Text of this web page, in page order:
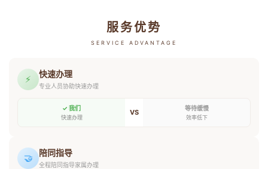
服务优势
SERVICE ADVANTAGE
⚡ 快速办理
专业人员协助快速办理
✓ 我们
快速办理
VS 等待缓慢
效率低下
🤝 陪同指导
全程陪同指导家属办理